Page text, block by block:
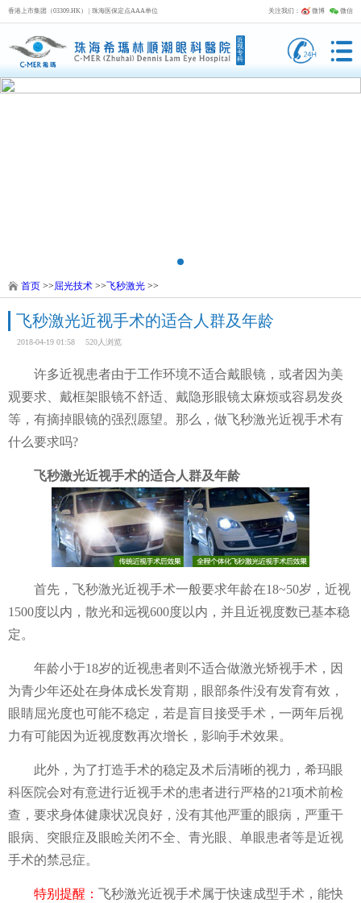
香港上市集团（03309.HK） | 珠海医保定点AAA单位 关注我们： 微博 微信
近
视
专
科
首页 >> 屈光技术 >>飞秒激光 >>
飞秒激光近视手术的适合人群及年龄
2018-04-19 01:58 520人浏览
许多近视患者由于工作环境不适合戴眼镜，或者因为美
观要求、戴框架眼镜不舒适、戴隐形眼镜太麻烦或容易发炎
等，有摘掉眼镜的强烈愿望。那么，做飞秒激光近视手术有
什么要求吗?
飞秒激光近视手术的适合人群及年龄
首先，飞秒激光近视手术一般要求年龄在18~50岁，近视
1500度以内，散光和远视600度以内，并且近视度数已基本稳
定。
年龄小于18岁的近视患者则不适合做激光矫视手术，因
为青少年还处在身体成长发育期，眼部条件没有发育有效，
眼睛屈光度也可能不稳定，若是盲目接受手术，一两年后视
力有可能因为近视度数再次增长，影响手术效果。
此外，为了打造手术的稳定及术后清晰的视力，希玛眼
科医院会对有意进行近视手术的患者进行严格的21项术前检
查，要求身体健康状况良好，没有其他严重的眼病，严重干
眼病、突眼症及眼睑关闭不全、青光眼、单眼患者等是近视
手术的禁忌症。
特别提醒： 飞秒激光近视手术属于快速成型手术，能快